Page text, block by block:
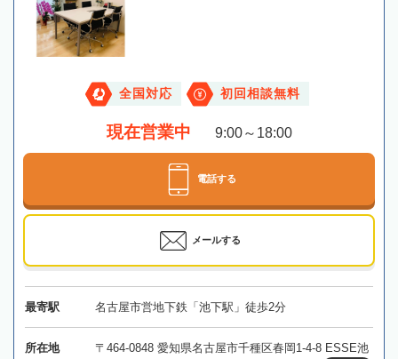
全国対応 初回相談無料
現在営業中 9:00～18:00
電話する
メールする
最寄駅 名古屋市営地下鉄「池下駅」徒歩2分
所在地
〒464-0848 愛知県名古屋市千種区春岡1-4-8 ESSE池